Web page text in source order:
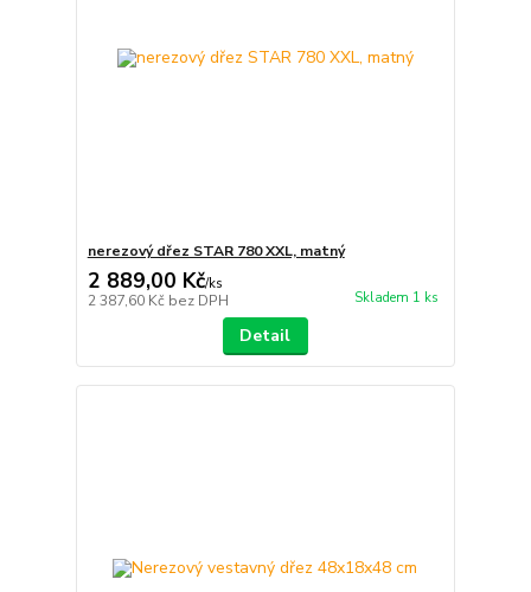
nerezový dřez STAR 780 XXL, matný
2 889,00 Kč/ks
2 387,60 Kč bez DPH Skladem 1 ks
Detail